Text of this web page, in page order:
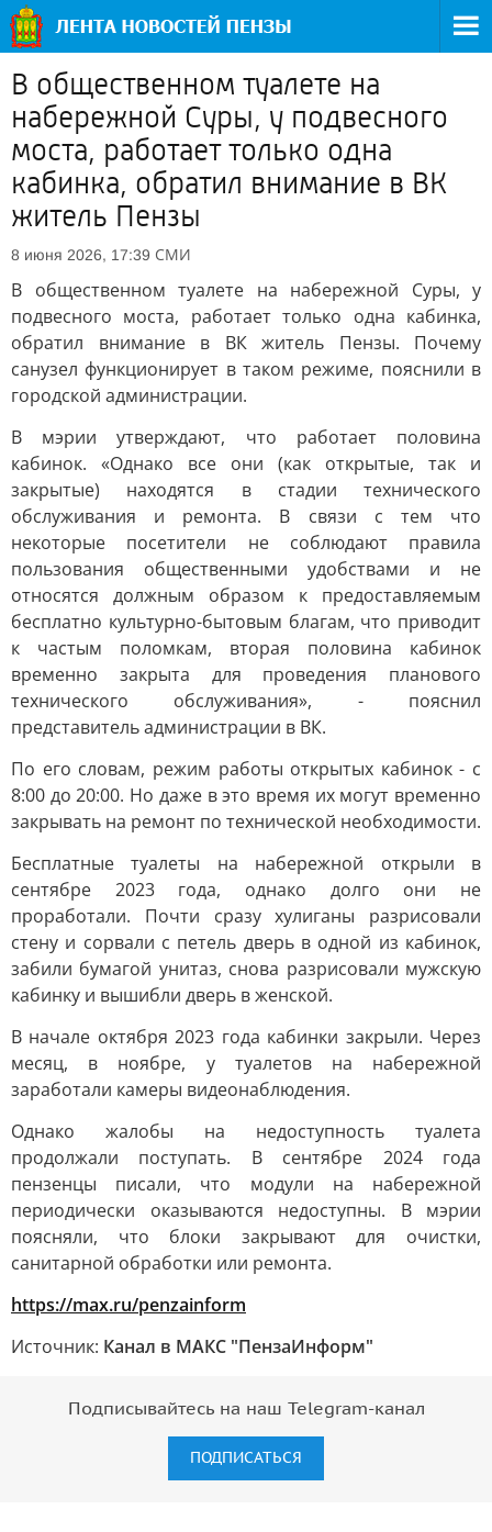
В общественном туалете на
набережной Суры, у подвесного
моста, работает только одна
кабинка, обратил внимание в ВК
житель Пензы
8 июня 2026, 17:39 СМИ
В общественном туалете на набережной Суры, у
подвесного моста, работает только одна кабинка,
обратил внимание в ВК житель Пензы. Почему
санузел функционирует в таком режиме, пояснили в
городской администрации.
В мэрии утверждают, что работает половина
кабинок. «Однако все они (как открытые, так и
закрытые) находятся в стадии технического
обслуживания и ремонта. В связи с тем что
некоторые посетители не соблюдают правила
пользования общественными удобствами и не
относятся должным образом к предоставляемым
бесплатно культурно-бытовым благам, что приводит
к частым поломкам, вторая половина кабинок
временно закрыта для проведения планового
технического обслуживания», - пояснил
представитель администрации в ВК.
По его словам, режим работы открытых кабинок - с
8:00 до 20:00. Но даже в это время их могут временно
закрывать на ремонт по технической необходимости.
Бесплатные туалеты на набережной открыли в
сентябре 2023 года, однако долго они не
проработали. Почти сразу хулиганы разрисовали
стену и сорвали с петель дверь в одной из кабинок,
забили бумагой унитаз, снова разрисовали мужскую
кабинку и вышибли дверь в женской.
В начале октября 2023 года кабинки закрыли. Через
месяц, в ноябре, у туалетов на набережной
заработали камеры видеонаблюдения.
Однако жалобы на недоступность туалета
продолжали поступать. В сентябре 2024 года
пензенцы писали, что модули на набережной
периодически оказываются недоступны. В мэрии
поясняли, что блоки закрывают для очистки,
санитарной обработки или ремонта.
https://max.ru/penzainform
Источник: Канал в МАКС "ПензаИнформ"
Подписывайтесь на наш Telegram-канал
ПОДПИСАТЬСЯ